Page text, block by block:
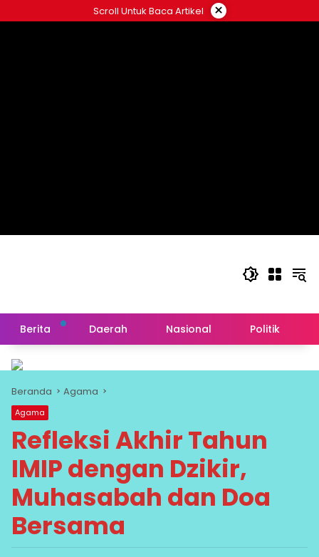
ke
Scroll Untuk Baca Artikel ×
Berita Daerah Nasional Politik
Beranda Agama
Agama
Refleksi Akhir Tahun
IMIP dengan Dzikir,
Muhasabah dan Doa
Bersama